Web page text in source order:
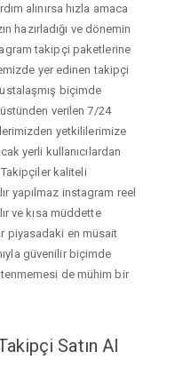
alınırsa hızla amaca
hazırladığı ve dönemin
takipçi paketlerine
yer edinen takipçi
biçimde
üstünden verilen 7/24
yetkililerimize
yerli kullanıcılardan
kaliteli
yapılmaz instagram reel
ve kısa müddette
piyasadaki en müsait
güvenilir biçimde
de mühim bir
Satın Al